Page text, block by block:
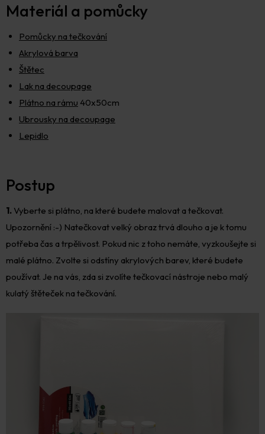
Materiál a pomůcky
Pomůcky na tečkování
Akrylová barva
Štětec
Lak na decoupage
Plátno na rámu 40x50cm
Ubrousky na decoupage
Lepidlo
Postup
1. Vyberte si plátno, na které budete malovat a tečkovat.
Upozornění :-) Natečkovat velký obraz trvá dlouho a je k tomu
potřeba čas a trpělivost. Pokud nic z toho nemáte, vyzkoušejte si
malé plátno. Zvolte si odstíny akrylových barev, které budete
používat. Je na vás, zda si zvolíte tečkovací nástroje nebo malý
kulatý štěteček na tečkování.